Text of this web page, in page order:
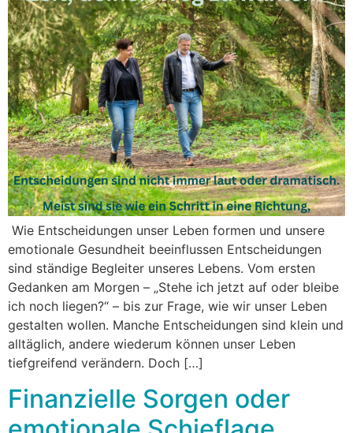
Wie Entscheidungen unser Leben formen und unsere
emotionale Gesundheit beeinflussen Entscheidungen
sind ständige Begleiter unseres Lebens. Vom ersten
Gedanken am Morgen – „Stehe ich jetzt auf oder bleibe
ich noch liegen?“ – bis zur Frage, wie wir unser Leben
gestalten wollen. Manche Entscheidungen sind klein und
alltäglich, andere wiederum können unser Leben
tiefgreifend verändern. Doch […]
Finanzielle Sorgen oder